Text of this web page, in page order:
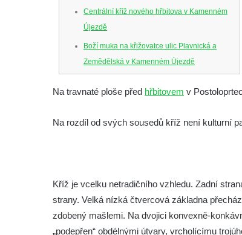
Centrální kříž nového hřbitova v Kamenném
Újezdě
Boží muka na křižovatce ulic Plavnická a
Zemědělská v Kamenném Újezdě
v Kamenném Újezdě
v Kamenném Újezdě
Malší ve Velešíně
Centrální kříž hřbitova ve Velešíně
Kříž u kostela svatého Václava ve Velešíně
Na travnaté ploše před hřbitovem v
Na rozdíl od svých sousedů kříž není kulturní
Kříž je vcelku netradičního vzhledu. Zadní
strany. Velká nízká čtvercová základna
zdobený mašlemi. Na dvojici konvexně-
„podepřen“ obdélnými útvary, vrcholícímu